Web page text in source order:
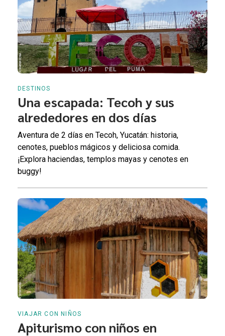
DESTINOS
Una escapada: Tecoh y sus
alrededores en dos días
Aventura de 2 días en Tecoh, Yucatán: historia,
cenotes, pueblos mágicos y deliciosa comida.
¡Explora haciendas, templos mayas y cenotes en
buggy!
VIAJAR CON NIÑOS
Apiturismo con niños en